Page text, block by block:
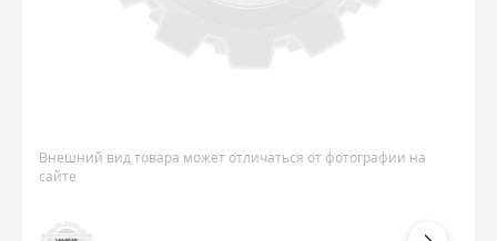
Внешний вид товара может отличаться от фотографии на
сайте